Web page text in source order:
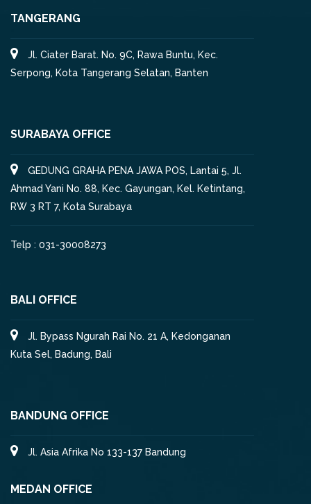
TANGERANG
Jl. Ciater Barat. No. 9C, Rawa Buntu, Kec.
Serpong, Kota Tangerang Selatan, Banten
SURABAYA OFFICE
GEDUNG GRAHA PENA JAWA POS, Lantai 5, Jl.
Ahmad Yani No. 88, Kec. Gayungan, Kel. Ketintang,
RW 3 RT 7, Kota Surabaya
Telp : 031-30008273
BALI OFFICE
Jl. Bypass Ngurah Rai No. 21 A, Kedonganan
Kuta Sel, Badung, Bali
BANDUNG OFFICE
Jl. Asia Afrika No 133-137 Bandung
MEDAN OFFICE